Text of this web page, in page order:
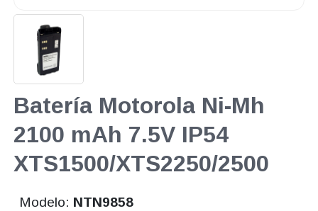
Batería Motorola Ni-Mh
2100 mAh 7.5V IP54
XTS1500/XTS2250/2500
Modelo: NTN9858